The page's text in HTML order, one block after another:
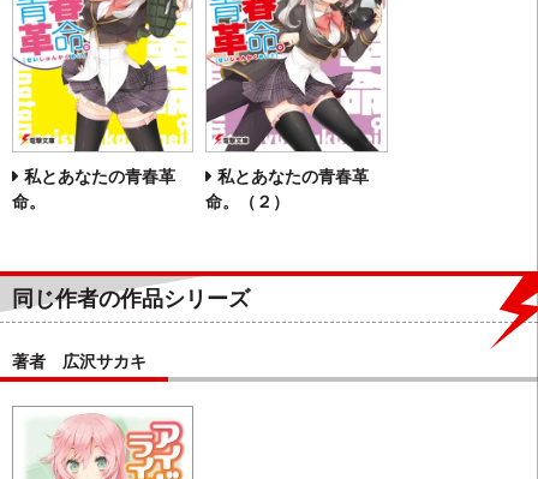
私とあなたの青春革
命。
私とあなたの青春革
命。（２）
同じ作者の作品シリーズ
著者 広沢サカキ